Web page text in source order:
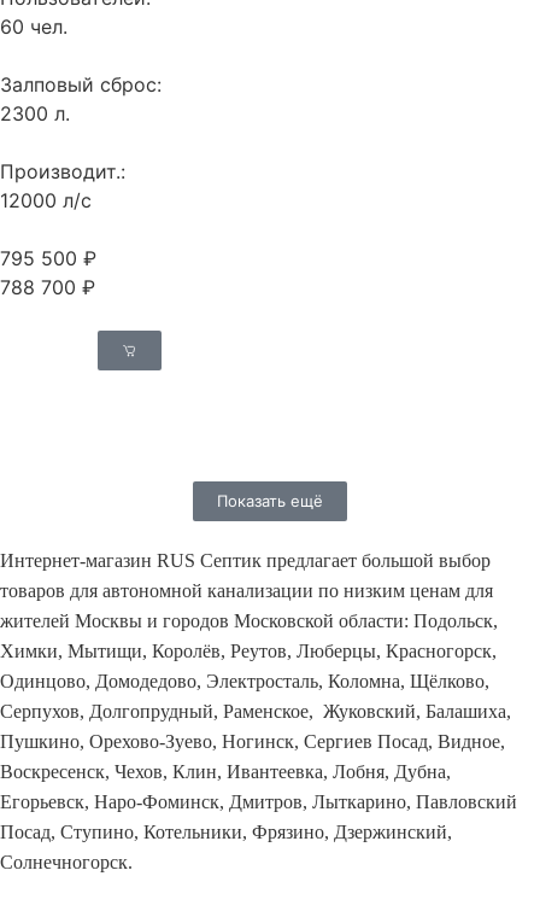
60 чел.
Залповый сброс:
2300 л.
Производит.:
12000 л/с
795 500 ₽
788 700 ₽
Показать ещё
Интернет-магазин RUS Септик предлагает большой выбор
товаров для автономной канализации по низким ценам для
жителей Москвы и городов Московской области: Подольск,
Химки, Мытищи, Королёв, Реутов, Люберцы, Красногорск,
Одинцово, Домодедово, Электросталь, Коломна, Щёлково,
Серпухов, Долгопрудный, Раменское, Жуковский, Балашиха,
Пушкино, Орехово-Зуево, Ногинск, Сергиев Посад, Видное,
Воскресенск, Чехов, Клин, Ивантеевка, Лобня, Дубна,
Егорьевск, Наро-Фоминск, Дмитров, Лыткарино, Павловский
Посад, Ступино, Котельники, Фрязино, Дзержинский,
Солнечногорск.